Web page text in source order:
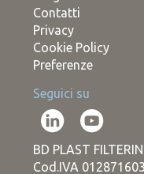
Contatti
Privacy
Cookie Policy
Preferenze
Seguici su
BD PLAST
Cod.IVA